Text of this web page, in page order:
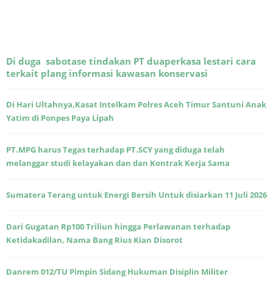
Di duga sabotase tindakan PT duaperkasa lestari cara
terkait plang informasi kawasan konservasi
Di Hari Ultahnya,Kasat Intelkam Polres Aceh Timur Santuni Anak
Yatim di Ponpes Paya Lipah
PT.MPG harus Tegas terhadap PT.SCY yang diduga telah
melanggar studi kelayakan dan dan Kontrak Kerja Sama
Sumatera Terang untuk Energi Bersih Untuk disiarkan 11 Juli 2026
Dari Gugatan Rp100 Triliun hingga Perlawanan terhadap
Ketidakadilan, Nama Bang Rius Kian Disorot
Danrem 012/TU Pimpin Sidang Hukuman Disiplin Militer